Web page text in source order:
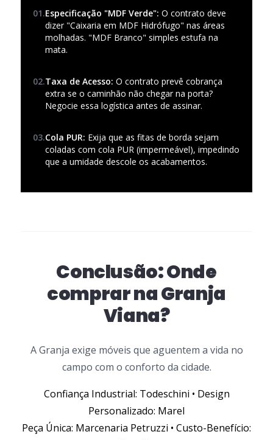
01.Especificação "MDF Verde": O contrato deve
dizer "Caixaria em MDF Hidrófugo" nas áreas
molhadas. "MDF Branco" simples estufa na
mata.
02.Taxa de Acesso: O contrato prevê cobrança
extra se o caminhão não chegar na porta?
Negocie essa logística antes de assinar.
03.Cola PUR: Exija que as fitas de borda sejam
coladas com cola PUR (impermeável), impedindo
que a umidade descole os acabamentos.
Conclusão: Onde
comprar na Granja
Viana?
A Granja exige móveis que aguentem a vida no
campo com o conforto da cidade.
Confiança Industrial: Todeschini • Design
Personalizado: Marel
Peça Única: Marcenaria Petruzzi • Custo-Benefício: